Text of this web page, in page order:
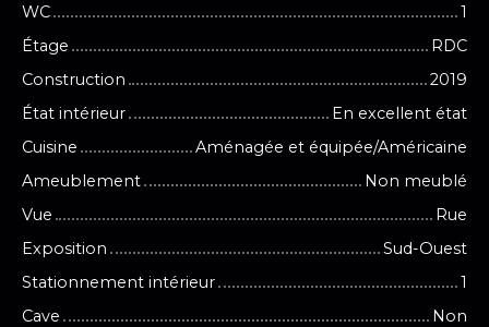
WC
1
Étage
RDC
Construction
2019
État intérieur
En excellent état
Cuisine
Aménagée et équipée/Américaine
Ameublement
Non meublé
Vue
Rue
Exposition
Sud-Ouest
Stationnement intérieur
1
Cave
Non